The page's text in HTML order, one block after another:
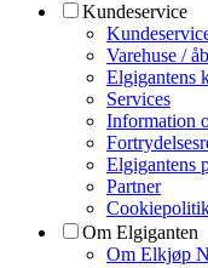
Kundeservice
Varehuse /
Elgigantens
Services
Information
Elgigantens
Partner
Om Elgiganten
Om Elkjøp